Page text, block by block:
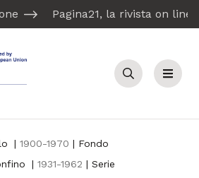
Pagina21, la rivista on line
Cerca Menu
| 1900-1970 | Fondo
| 1931-1962 | Serie